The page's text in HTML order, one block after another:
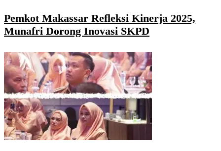
Pemkot Makassar Refleksi Kinerja 2025,
Munafri Dorong Inovasi SKPD